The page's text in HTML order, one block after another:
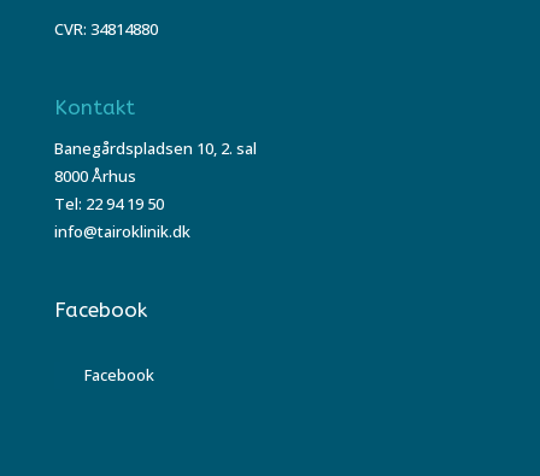
CVR: 34814880
Kontakt
Banegårdspladsen 10, 2. sal
8000 Århus
Tel: 22 94 19 50
info@tairoklinik.dk
Facebook
Facebook